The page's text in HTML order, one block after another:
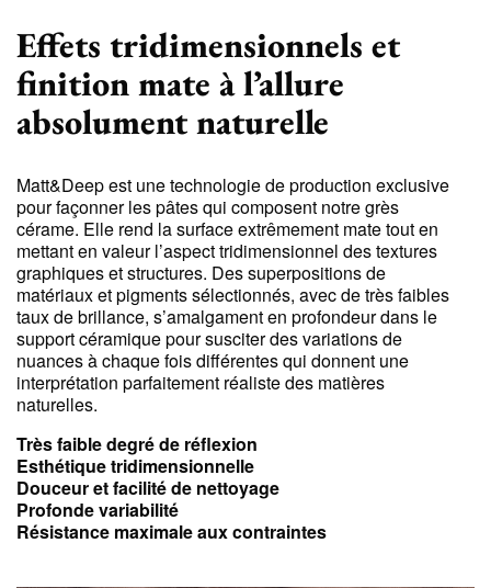
Effets tridimensionnels et
finition mate à l’allure
absolument naturelle
Matt&Deep est une technologie de production exclusive
pour façonner les pâtes qui composent notre grès
cérame. Elle rend la surface extrêmement mate tout en
mettant en valeur l’aspect tridimensionnel des textures
graphiques et structures. Des superpositions de
matériaux et pigments sélectionnés, avec de très faibles
taux de brillance, s’amalgament en profondeur dans le
support céramique pour susciter des variations de
nuances à chaque fois différentes qui donnent une
interprétation parfaitement réaliste des matières
naturelles.
Très faible degré de réflexion
Esthétique tridimensionnelle
Douceur et facilité de nettoyage
Profonde variabilité
Résistance maximale aux contraintes